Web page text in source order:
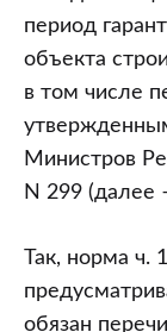
период
объекта
в том числе
Министров
N 299 (далее
Так, норма ч.
обязан